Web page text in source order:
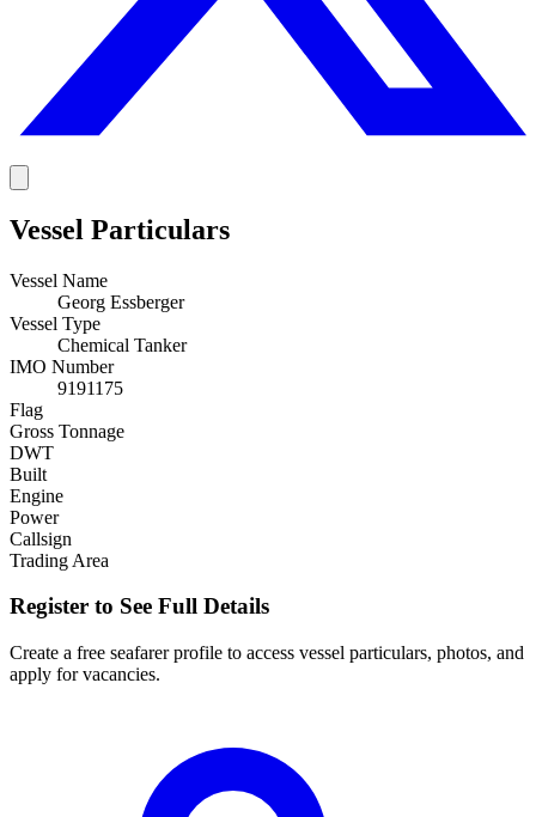
Vessel Particulars
Vessel Name
Georg Essberger
Vessel Type
Chemical Tanker
IMO Number
9191175
Flag
Gross Tonnage
DWT
Built
Engine
Power
Callsign
Trading Area
Register to See Full Details
Create a free seafarer profile to access vessel particulars, photos, and
apply for vacancies.